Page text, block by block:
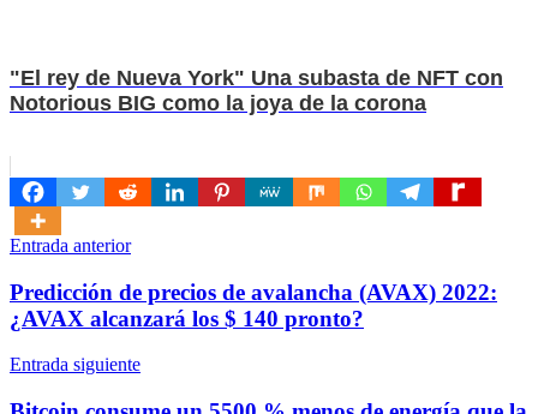
"El rey de Nueva York" Una subasta de NFT con
Notorious BIG como la joya de la corona
Navegación
de
entradas
Entrada anterior
Predicción de precios de avalancha (AVAX) 2022:
¿AVAX alcanzará los $ 140 pronto?
Entrada siguiente